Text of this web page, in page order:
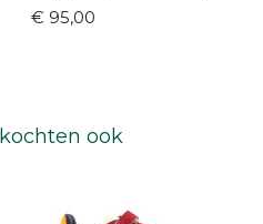
€ 95,00
ook